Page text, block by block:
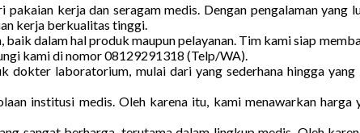
kerja dan seragam medis. Dengan pengalaman yang
kerja berkualitas tinggi.
baik dalam hal produk maupun pelayanan. Tim kami siap
kami di nomor 08129291318 (Telp/WA).
laboratorium, mulai dari yang sederhana hingga yang
institusi medis. Oleh karena itu, kami menawarkan